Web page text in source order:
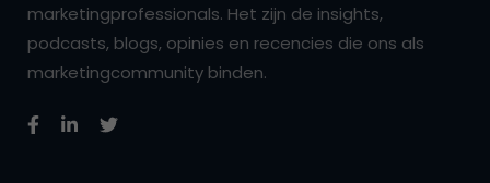
marketingprofessionals. Het zijn de insights,
podcasts, blogs, opinies en recencies die ons als
marketingcommunity binden.